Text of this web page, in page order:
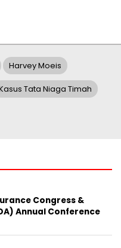
Harvey Moeis
Tata Niaga Timah
Congress &
Annual Conference